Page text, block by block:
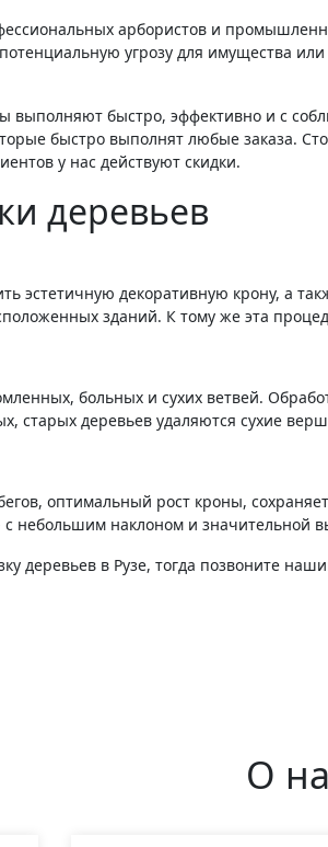
арбористов и
угрозу для имущества
выполняют быстро, эффективно и с
быстро выполнят любые заказа.
у нас действуют скидки.
деревьев
эстетичную декоративную крону, а
зданий. К тому же эта
больных и сухих ветвей.
старых деревьев удаляются сухие
оптимальный рост кроны,
небольшим наклоном и значительной
деревьев в Рузе, тогда позвоните
О